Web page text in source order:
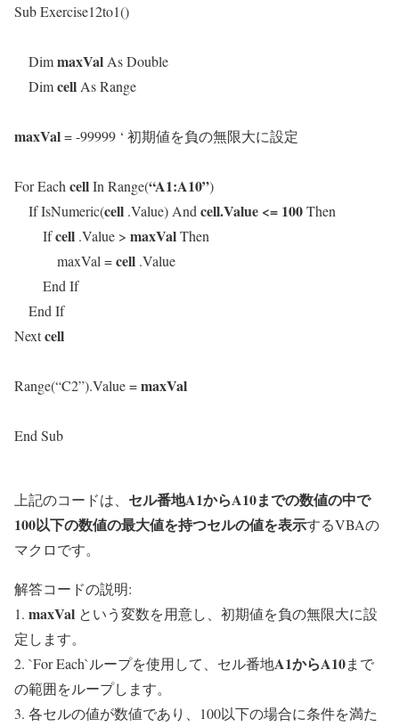
Sub Exercise12to1()
DimmaxVal As Double
Dimcell As Range
maxVal= -99999 ‘ 初期値を負の無限大に設定
For Each cellIn Range(“A1:A10”)
If IsNumeric(cell .Value) And cell.Value <= 100Then
Ifcell .Value > maxValThen
maxVal =cell .Value
End If
End If
Nextcell
Range(“C2”).Value =maxVal
End Sub
上記のコードは、 セル番地A1からA10までの数値の中で
100以下の数値の最大値を持つセルの値を表示するVBAの
マクロです。
解答コードの説明:
1. maxVal という変数を用意し、初期値を負の無限大に設
定します。
2. `For Each`ループを使用して、セル番地A1からA10まで
の範囲をループします。
3. 各セルの値が数値であり、100以下の場合に条件を満た